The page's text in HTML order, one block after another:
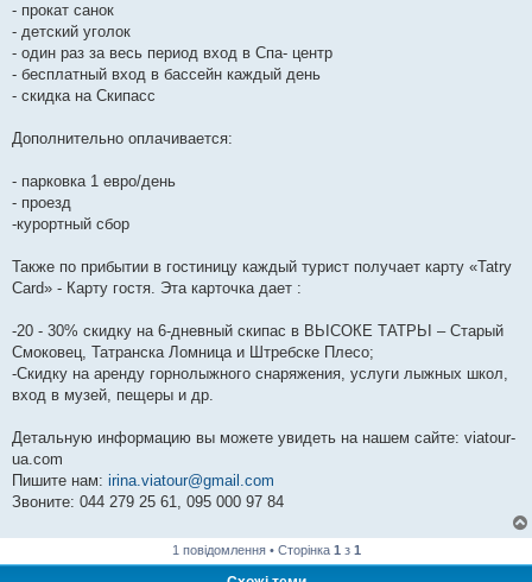
- прокат санок
- детский уголок
- один раз за весь период вход в Спа- центр
- бесплатный вход в бассейн каждый день
- скидка на Скипасс
Дополнительно оплачивается:
- парковка 1 евро/день
- проезд
-курортный сбор
Также по прибытии в гостиницу каждый турист получает карту «Tatry
Card» - Карту гостя. Эта карточка дает :
-20 - 30% скидку на 6-дневный скипас в ВЬІСОКЕ ТАТРЬІ – Старый
Смоковец, Татранска Ломница и Штребске Плесо;
-Скидку на аренду горнолыжного снаряжения, услуги лыжных школ,
вход в музей, пещеры и др.
Детальную информацию вы можете увидеть на нашем сайте: viatour-
ua.com
Пишите нам: irina.viatour@gmail.com
Звоните: 044 279 25 61, 095 000 97 84
1 повідомлення • Сторінка 1 з 1